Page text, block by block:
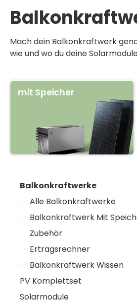
Mach dein Balkonkraftwerk
wie und wo du deine
mit Speicher
Balkonkraftwerke
Alle Balkonkraftwerke
Balkonkraftwerk Mit
Zubehör
Ertragsrechner
Balkonkraftwerk Wissen
PV Komplettset
Solarmodule